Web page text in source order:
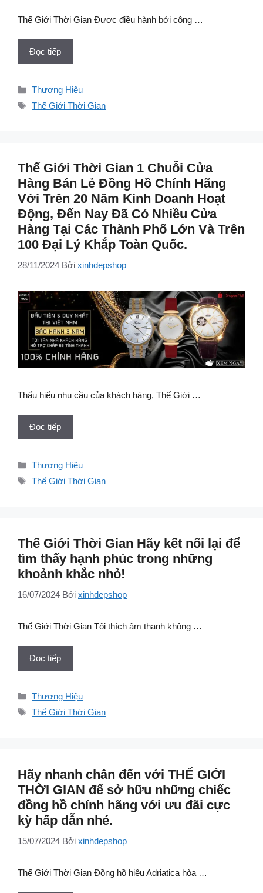
Thế Giới Thời Gian Được điều hành bởi công …
Đọc tiếp
Danh
mục
Thương Hiệu
Thẻ
Thế Giới Thời Gian
Thế Giới Thời Gian 1 Chuỗi Cửa
Hàng Bán Lẻ Đồng Hồ Chính Hãng
Với Trên 20 Năm Kinh Doanh Hoạt
Động, Đến Nay Đã Có Nhiều Cửa
Hàng Tại Các Thành Phố Lớn Và Trên
100 Đại Lý Khắp Toàn Quốc.
28/11/2024 Bởi xinhdepshop
Thấu hiểu nhu cầu của khách hàng, Thế Giới …
Đọc tiếp
Danh
mục
Thương Hiệu
Thẻ
Thế Giới Thời Gian
Thế Giới Thời Gian Hãy kết nối lại để
tìm thấy hạnh phúc trong những
khoảnh khắc nhỏ!
16/07/2024 Bởi xinhdepshop
Thế Giới Thời Gian Tôi thích âm thanh không …
Đọc tiếp
Danh
mục
Thương Hiệu
Thẻ
Thế Giới Thời Gian
Hãy nhanh chân đến với THẾ GIỚI
THỜI GIAN để sở hữu những chiếc
đồng hồ chính hãng với ưu đãi cực
kỳ hấp dẫn nhé.
15/07/2024 Bởi xinhdepshop
Thế Giới Thời Gian Đồng hồ hiệu Adriatica hòa …